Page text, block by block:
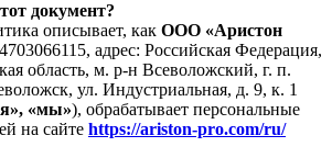
документ?
описывает, как ООО «Аристон
адрес: Российская Федерация,
область, м. р-н Всеволожский, г. п.
ул. Индустриальная, д. 9, к. 1
«мы»), обрабатывает персональные
на сайте https://ariston-pro.com/ru/